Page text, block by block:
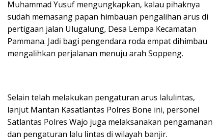
Muhammad Yusuf mengungkapkan, kalau pihaknya
sudah memasang papan himbauan pengalihan arus di
pertigaan jalan Ulugalung, Desa Lempa Kecamatan
Pammana. Jadi bagi pengendara roda empat dihimbau
mengalihkan perjalanan menuju arah Soppeng.
Selain telah melakukan pengaturan arus lalulintas,
lanjut Mantan Kasatlantas Polres Bone ini, personel
Satlantas Polres Wajo juga melaksanakan pengamanan
dan pengaturan lalu lintas di wilayah banjir.